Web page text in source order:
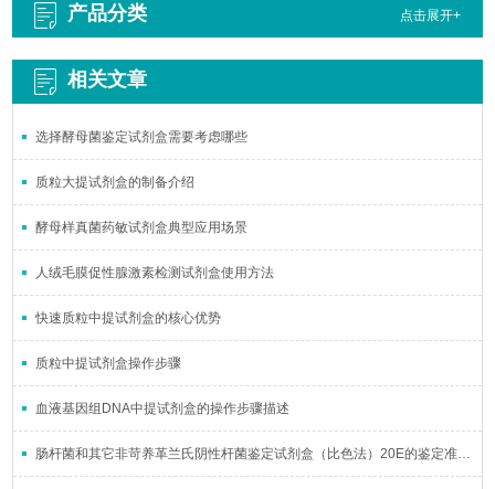
产品分类 点击展开+
相关文章
选择酵母菌鉴定试剂盒需要考虑哪些
质粒大提试剂盒的制备介绍
酵母样真菌药敏试剂盒典型应用场景
人绒毛膜促性腺激素检测试剂盒使用方法
快速质粒中提试剂盒的核心优势
质粒中提试剂盒操作步骤
血液基因组DNA中提试剂盒的操作步骤描述